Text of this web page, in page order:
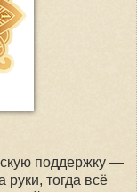
поддержку —
руки, тогда всё